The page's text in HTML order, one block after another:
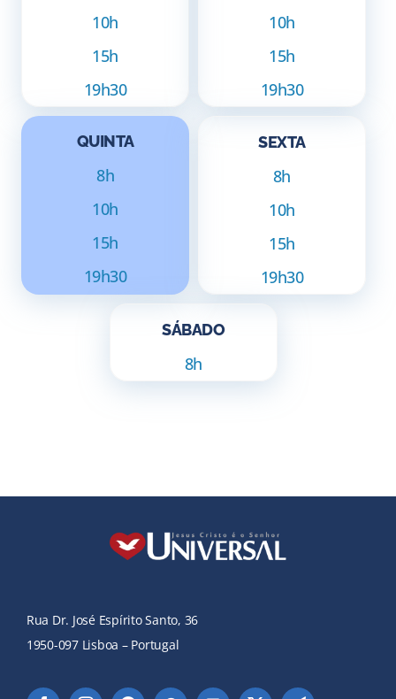
10h
15h
19h30
10h
15h
19h30
QUINTA
8h
10h
15h
19h30
SEXTA
8h
10h
15h
19h30
SÁBADO
8h
Rua Dr. José Espírito Santo, 36
1950-097 Lisboa – Portugal